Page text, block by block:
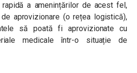
a amenințărilor de acest fel,
aprovizionare (o rețea logistică),
să poată fi aprovizionate cu
medicale într-o situație de